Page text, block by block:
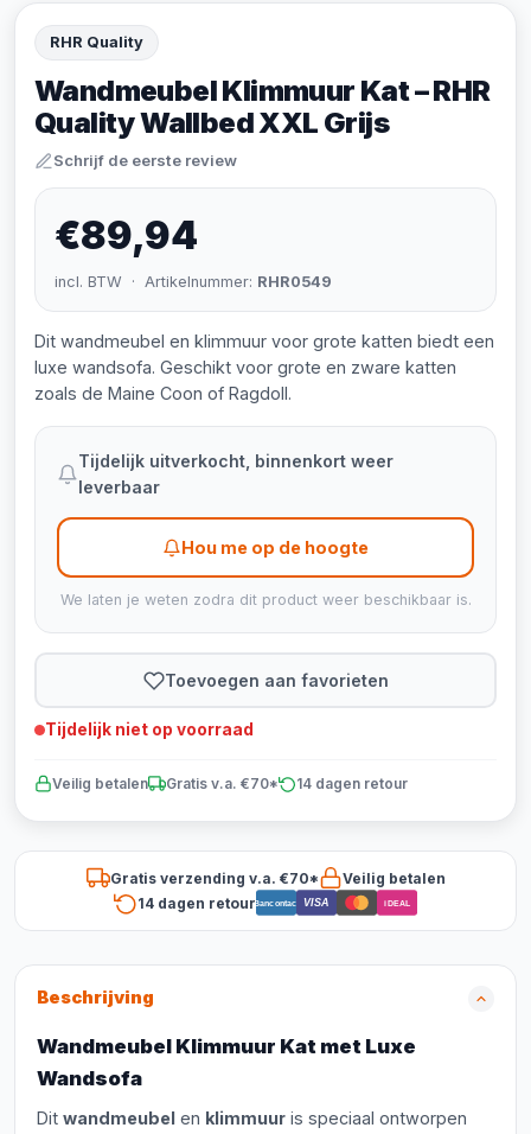
RHR Quality
Wandmeubel Klimmuur Kat – RHR
Quality Wallbed XXL Grijs
Schrijf de eerste review
€89,94
incl. BTW · Artikelnummer: RHR0549
Dit wandmeubel en klimmuur voor grote katten biedt een
luxe wandsofa. Geschikt voor grote en zware katten
zoals de Maine Coon of Ragdoll.
Tijdelijk uitverkocht, binnenkort weer
leverbaar
Hou me op de hoogte
We laten je weten zodra dit product weer beschikbaar is.
Toevoegen aan favorieten
Tijdelijk niet op voorraad
Veilig betalen Gratis v.a. €70* 14 dagen retour
Gratis verzending v.a. €70*
Veilig betalen
14 dagen retourBancontact VISA iDEAL
Beschrijving
Wandmeubel Klimmuur Kat met Luxe
Wandsofa
Dit wandmeubel en klimmuur is speciaal ontworpen